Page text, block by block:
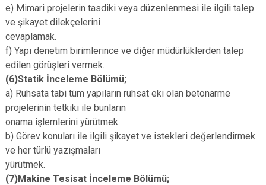
e) Mimari projelerin tasdiki veya düzenlenmesi ile ilgili talep
ve şikayet dilekçelerini
cevaplamak.
f) Yapı denetim birimlerince ve diğer müdürlüklerden talep
edilen görüşleri vermek.
(6)Statik İnceleme Bölümü;
a) Ruhsata tabi tüm yapıların ruhsat eki olan betonarme
projelerinin tetkiki ile bunların
onama işlemlerini yürütmek.
b) Görev konuları ile ilgili şikayet ve istekleri değerlendirmek
ve her türlü yazışmaları
yürütmek.
(7)Makine Tesisat İnceleme Bölümü;